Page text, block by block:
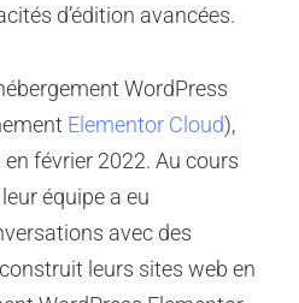
d’édition avancées.
WordPress
Elementor Cloud),
février 2022. Au cours
équipe a eu
avec des
leurs sites web en